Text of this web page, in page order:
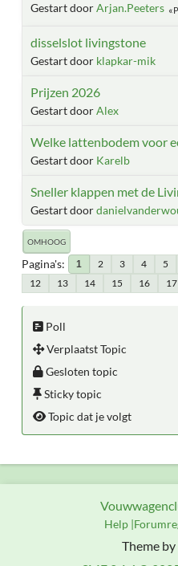
Gestart doorArjan.Peeters
disselslot livingstone
Gestart door klapkar-mik
Prijzen 2026
Gestart doorAlex
Welke lattenbodem voor
Gestart door Karelb
Sneller klappen met de
Gestart door
OMHOOG
Pagina's 1 2 3 4 5
12
13 14 15 16 17
Poll
Verplaatst Topic
Gesloten topic
Sticky topic
Topic dat je volgt
Theme by
Help